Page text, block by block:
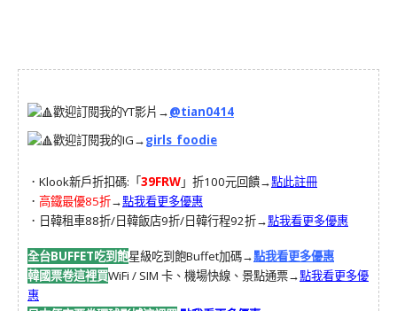
歡迎訂閱我的YT影片→@tian0414
歡迎訂閱我的IG→girls_foodie
．Klook新戶折扣碼:「39FRW」折100元回饋→點此註冊
． 高鐵最優85折→點我看更多優惠
．日韓租車88折/日韓飯店9折/日韓行程92折→點我看更多優惠
全台BUFFET吃到飽星級吃到飽Buffet加碼→點我看更多優惠
韓國票卷這裡買WiFi / SIM 卡、機場快線、景點通票→點我看更多優
惠